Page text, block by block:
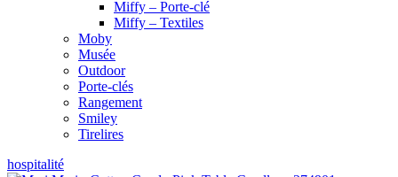
Miffy – Porte-clé
Miffy – Textiles
Moby
Musée
Outdoor
Porte-clés
Rangement
Smiley
Tirelires
hospitalité